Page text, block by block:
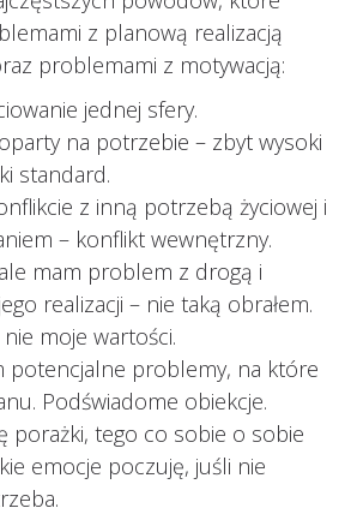
z planową realizacją
problemami z motywacją:
jednej sfery.
na potrzebie – zbyt wysoki
standard.
z inną potrzebą życiowej i
– konflikt wewnętrzny.
mam problem z drogą i
realizacji – nie taką obrałem.
moje wartości.
potencjalne problemy, na które
Podświadome obiekcje.
porażki, tego co sobie o sobie
emocje poczuję, juśli nie